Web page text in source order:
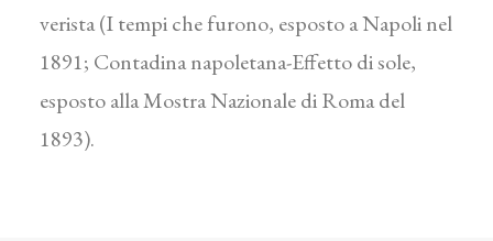
verista (I tempi che furono, esposto a Napoli nel
1891; Contadina napoletana-Effetto di sole,
esposto alla Mostra Nazionale di Roma del
1893).